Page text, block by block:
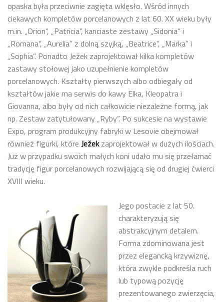
opaska była przeciwnie zagięta wklęsło. Wśród innych
ciekawych kompletów porcelanowych z lat 60. XX wieku były
m.in. „Orion”, „Patricia”, kanciaste zestawy „Sidonia” i
„Romana”, „Aurelia” z dolną szyjką, „Beatrice”, „Marka” i
„Sophia”. Ponadto Ježek zaprojektował kilka kompletów
zastawy stołowej jako uzupełnienie kompletów
porcelanowych. Kształty pierwszych albo odbiegały od
kształtów jakie ma serwis do kawy Elka, Kleopatra i
Giovanna, albo były od nich całkowicie niezależne formą, jak
np. Zestaw zatytułowany „Ryby”. Po sukcesie na wystawie
Expo, program produkcyjny fabryki w Lesovie obejmował
również figurki, które Ježekzaprojektował w dużych ilościach.
Już w przypadku swoich małych koni udało mu się przełamać
tradycję figur porcelanowych rozwijającą się od drugiej ćwierci
XVIII wieku.
Jego postacie z lat 50.
charakteryzują się
abstrakcyjnym detalem.
Forma zdominowana jest
przez elegancką krzywiznę,
która zwykle podkreśla ruch
lub typową pozycję
prezentowanego zwierzęcia,